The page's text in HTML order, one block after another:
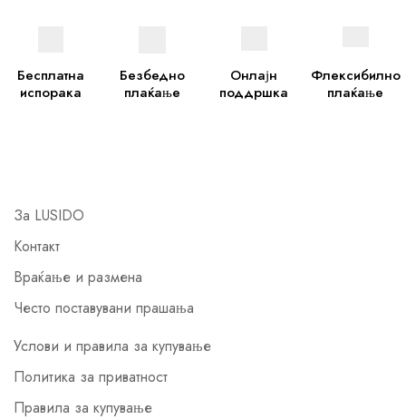
Бесплатна
испорака
Безбедно
плаќање
Онлајн
поддршка
Флексибилно
плаќање
За LUSIDO
Контакт
Враќање и размена
Често поставувани прашања
Услови и правила за купување
Политика за приватност
Правила за купување